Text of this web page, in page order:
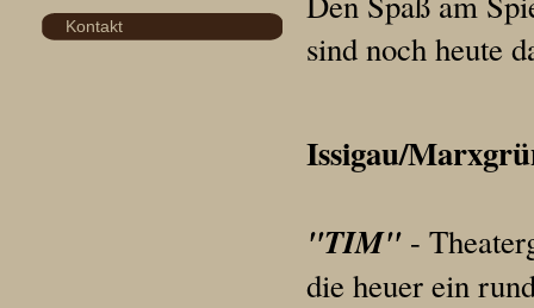
Kontakt
sind noch heute
Issigau/
"TIM" -
die heuer ein